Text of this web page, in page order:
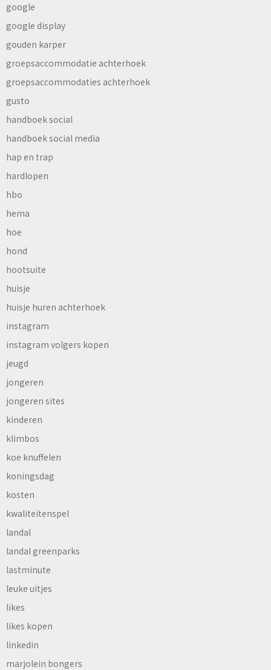
google
google display
gouden karper
groepsaccommodatie achterhoek
groepsaccommodaties achterhoek
gusto
handboek social
handboek social media
hap en trap
hardlopen
hbo
hema
hoe
hond
hootsuite
huisje
huisje huren achterhoek
instagram
instagram volgers kopen
jeugd
jongeren
jongeren sites
kinderen
klimbos
koe knuffelen
koningsdag
kosten
kwaliteitenspel
landal
landal greenparks
lastminute
leuke uitjes
likes
likes kopen
linkedin
marjolein bongers